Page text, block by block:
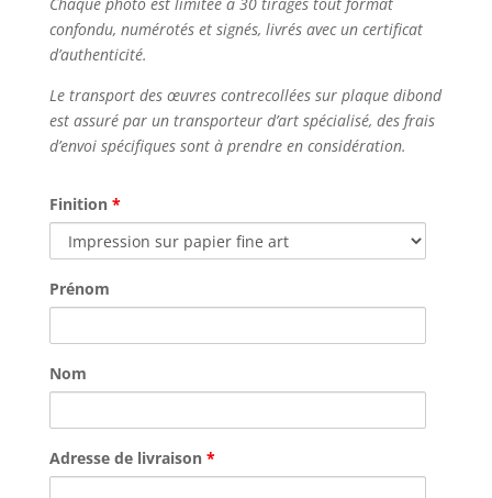
confondu, numérotés et signés, livrés avec un certificat
d’authenticité.
Le transport des œuvres contrecollées sur plaque dibond
est assuré par un transporteur d’art spécialisé, des frais
d’envoi spécifiques sont à prendre en considération.
Finition *
Prénom
Nom
Adresse de livraison *